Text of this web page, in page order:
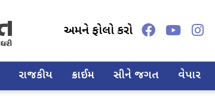
અમને ફોલો કરો
રાજકીય ક્રાઈમ સીને જગત વેપાર